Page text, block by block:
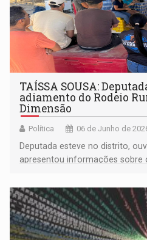
TAÍSSA SOUSA:
adiamento do Rodeio
Dimensão
Política 06 de Junho de
Deputada esteve no distrito,
apresentou informações sobre